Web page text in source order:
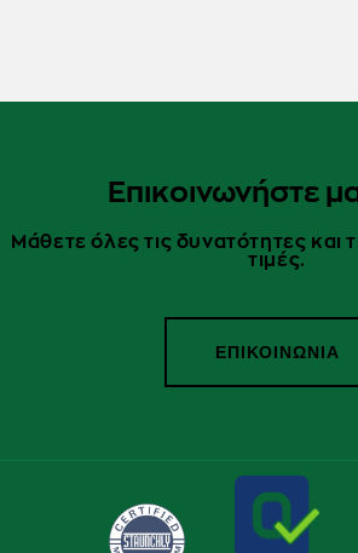
Επικοινωνήστε
Μάθετε όλες τις δυνατότητες και
τιμές.
ΕΠΙΚΟΙΝΩΝΙΑ